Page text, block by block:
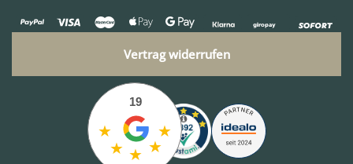
Vertrag widerrufen
★
★ ★ ★
★
19